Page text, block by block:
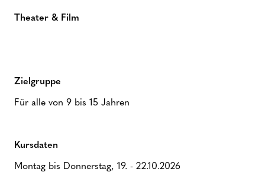
Theater & Film
Zielgruppe
Für alle von 9 bis 15 Jahren
Kursdaten
Montag bis Donnerstag, 19. - 22.10.2026